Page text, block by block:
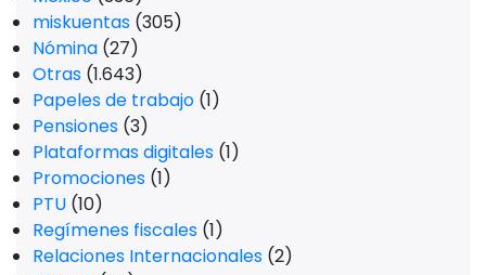
miskuentas (305)
Nómina (27)
Otras (1.643)
Papeles de trabajo (1)
Pensiones (3)
Plataformas digitales (1)
Promociones (1)
PTU (10)
Regímenes fiscales (1)
Relaciones Internacionales (2)